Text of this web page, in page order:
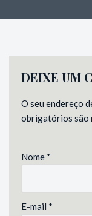
DEIXE UM
O seu endereço
obrigatórios são
Nome *
E-mail *